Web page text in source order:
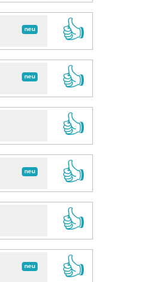
neu
👍
neu
👍
👍
neu
👍
👍
neu
👍